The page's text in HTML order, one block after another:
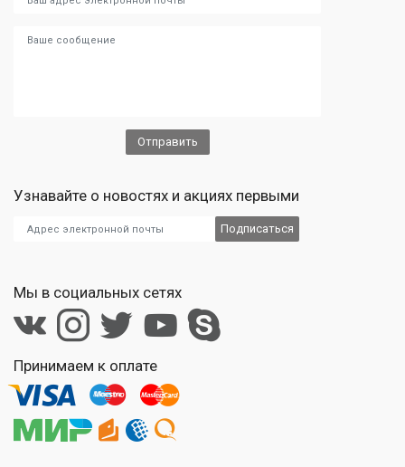
Узнавайте о новостях и акциях первыми
Мы в социальных сетях
Принимаем к оплате